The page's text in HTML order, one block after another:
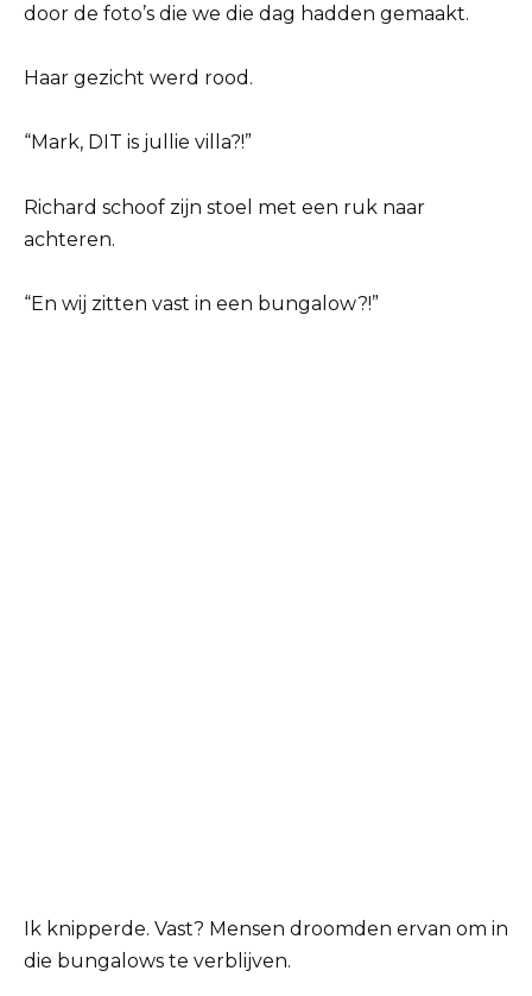
door de foto’s die we die dag hadden gemaakt.
Haar gezicht werd rood.
“Mark, DIT is jullie villa?!”
Richard schoof zijn stoel met een ruk naar
achteren.
“En wij zitten vast in een bungalow?!”
Ik knipperde. Vast? Mensen droomden ervan om in
die bungalows te verblijven.